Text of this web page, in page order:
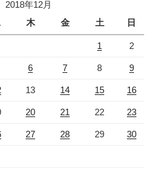
2018年12月
木 金 土 日
1 2
6 7 8 9
13 14 15 16
20 21 22 23
27 28 29 30